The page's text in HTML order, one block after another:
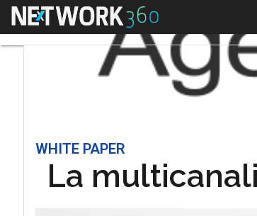
Menu
WHITE PAPER
La